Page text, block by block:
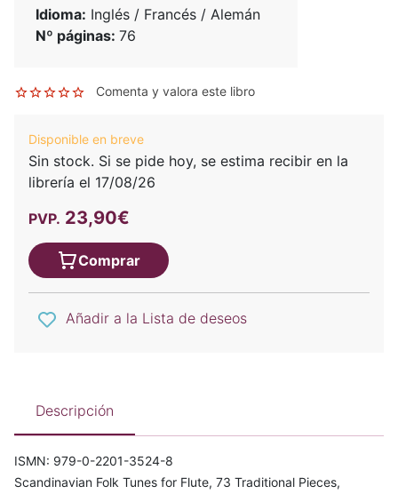
Idioma: Inglés / Francés / Alemán
Nº páginas: 76
Comenta y valora este libro
Disponible en breve
Sin stock. Si se pide hoy, se estima recibir en la
librería el 17/08/26
PVP. 23,90€
Comprar
Añadir a la Lista de deseos
Descripción
ISMN: 979-0-2201-3524-8
Scandinavian Folk Tunes for Flute, 73 Traditional Pieces,